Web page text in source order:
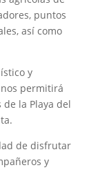
puntos
así como
y
permitirá
la Playa del
de disfrutar
y